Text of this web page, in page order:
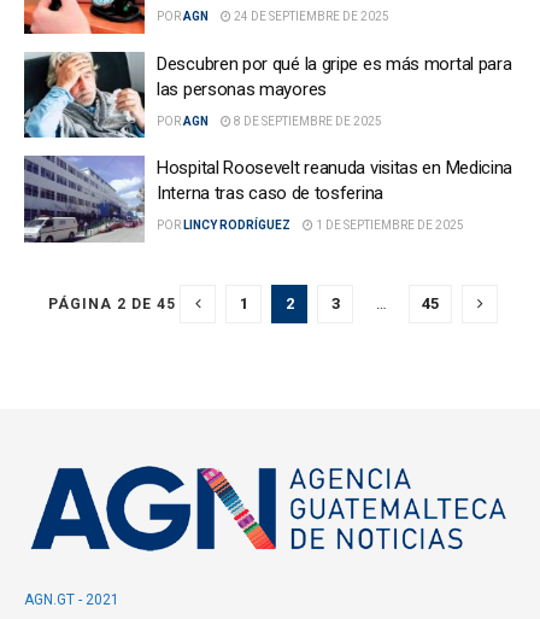
PORAGN 24 DE SEPTIEMBRE DE 2025
Descubren por qué la gripe es más mortal para
las personas mayores
PORAGN 8 DE SEPTIEMBRE DE 2025
Hospital Roosevelt reanuda visitas en Medicina
Interna tras caso de tosferina
POR LINCY RODRÍGUEZ 1 DE SEPTIEMBRE DE 2025
PÁGINA 2 DE 45 1 2 3 45
AGN.GT - 2021